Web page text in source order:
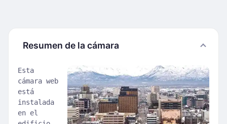
Resumen de la cámara
Esta
cámara web
está
instalada
en el